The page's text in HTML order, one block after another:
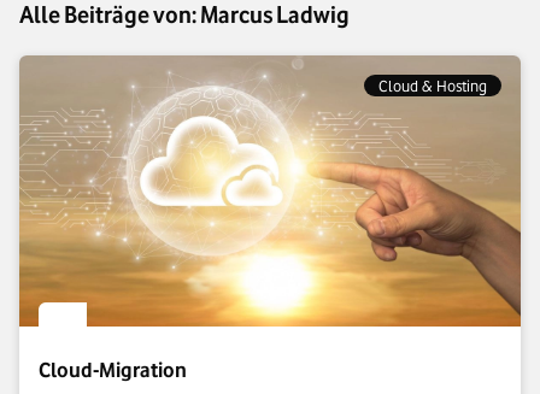
Alle Beiträge von: Marcus Ladwig
Cloud & Hosting
Cloud-Migration